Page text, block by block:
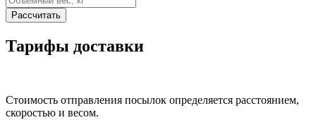
Тарифы доставки
Стоимость отправления посылок определяется расстоянием,
скоростью и весом.